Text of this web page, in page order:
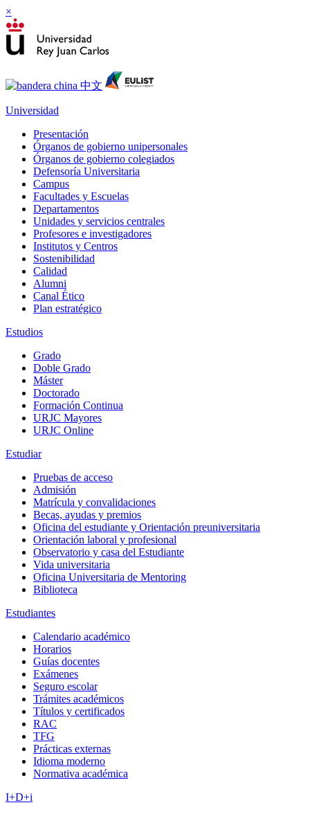
×
Universidad
Presentación
Órganos de gobierno unipersonales
Órganos de gobierno colegiados
Defensoría Universitaria
Campus
Facultades y Escuelas
Departamentos
Unidades y servicios centrales
Profesores e investigadores
Institutos y Centros
Sostenibilidad
Calidad
Alumni
Canal Ético
Plan estratégico
Estudios
Grado
Doble Grado
Máster
Doctorado
Formación Continua
URJC Mayores
URJC Online
Estudiar
Pruebas de acceso
Admisión
Matrícula y convalidaciones
Becas, ayudas y premios
Oficina del estudiante y Orientación preuniversitaria
Orientación laboral y profesional
Observatorio y casa del Estudiante
Vida universitaria
Oficina Universitaria de Mentoring
Biblioteca
Estudiantes
Calendario académico
Horarios
Guías docentes
Exámenes
Seguro escolar
Trámites académicos
Títulos y certificados
RAC
TFG
Prácticas externas
Idioma moderno
Normativa académica
I+D+i